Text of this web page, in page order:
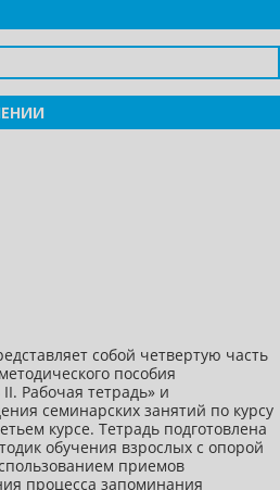
собой четвертую часть
пособия
Рабочая тетрадь» и
семинарских занятий по курсу
курсе. Тетрадь подготовлена
обучения взрослых с опорой
приемов
процесса запоминания